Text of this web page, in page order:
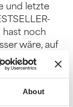
About
und letzte
hast noch
wäre, auf
du dich
ändern.